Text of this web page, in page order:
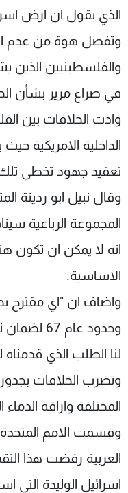
الذي يقول ان ارض
وتفصل هوة من عدم
والفلسطينيين الذين
في صراع مرير بشأن
وادت الخلافات بين
الداخلية الامريكية حيث
تعقيد جهود تخطي
وقال نبيل ابو ردينة
المجموعة الرباعية
انه لا يمكن ان تكون
الاساسية.
واضاف ان "اي مقترح
وحدود عام
لنا الطلب الذي
وتضرب الخلافات
المختلفة واراقة الدماء
العربية رفضت هذا
اسرائيل الوليدة التي